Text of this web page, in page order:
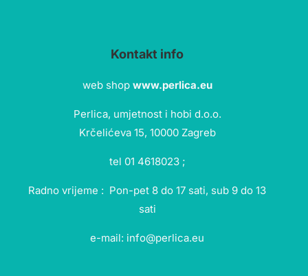
Kontakt info
web shop www.perlica.eu
Perlica, umjetnost i hobi d.o.o.
Krčelićeva 15, 10000 Zagreb
tel 01 4618023 ;
Radno vrijeme : Pon-pet 8 do 17 sati, sub 9 do 13
sati
e-mail: info@perlica.eu